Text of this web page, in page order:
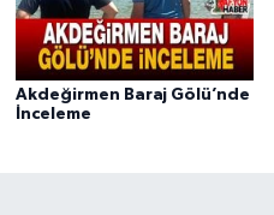
Akdeğirmen Baraj Gölü’nde
İnceleme